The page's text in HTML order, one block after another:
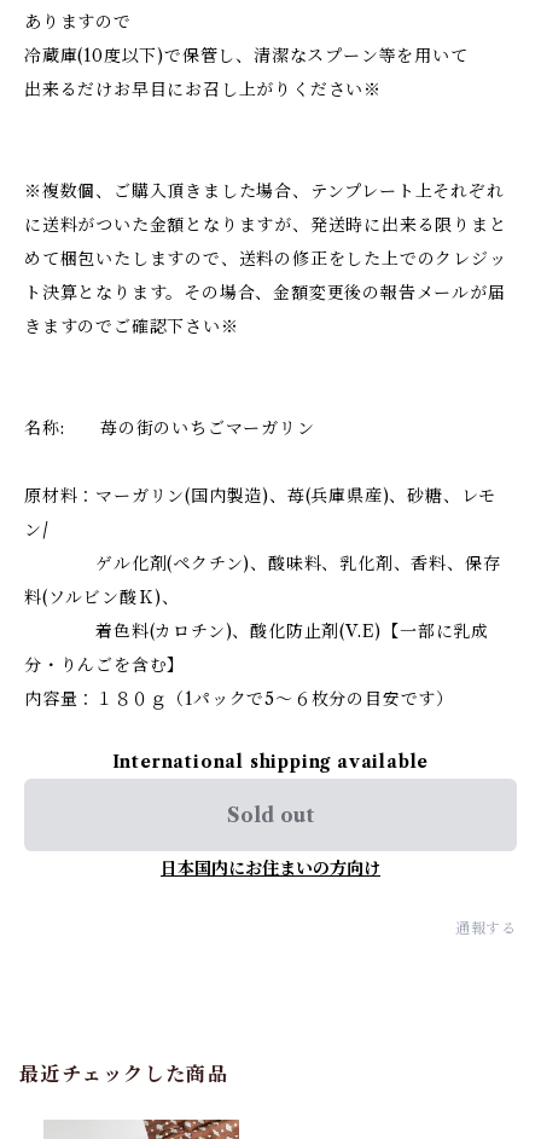
ありますので
冷蔵庫(10度以下)で保管し、清潔なスプーン等を用いて
出来るだけお早目にお召し上がりください※
※複数個、ご購入頂きました場合、テンプレート上それぞれ
に送料がついた金額となりますが、発送時に出来る限りまと
めて梱包いたしますので、送料の修正をした上でのクレジッ
ト決算となります。その場合、金額変更後の報告メールが届
きますのでご確認下さい※
名称: 苺の街のいちごマーガリン
原材料：マーガリン(国内製造)、苺(兵庫県産)、砂糖、レモ
ン/
ゲル化剤(ペクチン)、酸味料、乳化剤、香料、保存
料(ソルビン酸Ｋ)、
着色料(カロチン)、酸化防止剤(V.E)【一部に乳成
分・りんごを含む】
内容量：１８０ｇ（1パックで5～６枚分の目安です）
International shipping available
Sold out
日本国内にお住まいの方向け
通報する
最近チェックした商品